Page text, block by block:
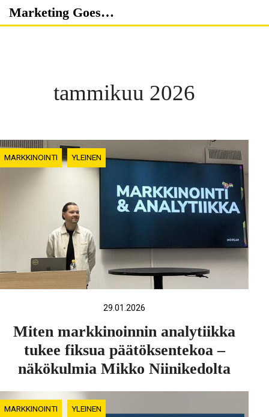
Skip
Marketing Goes…
tammikuu 2026
MARKKINOINTI YLEINEN
29.01.2026
Miten markkinoinnin analytiikka
tukee fiksua päätöksentekoa –
näkökulmia Mikko Niinikedolta
MARKKINOINTI YLEINEN